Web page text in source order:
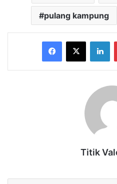
pulang kampung
Facebook
X
Titik